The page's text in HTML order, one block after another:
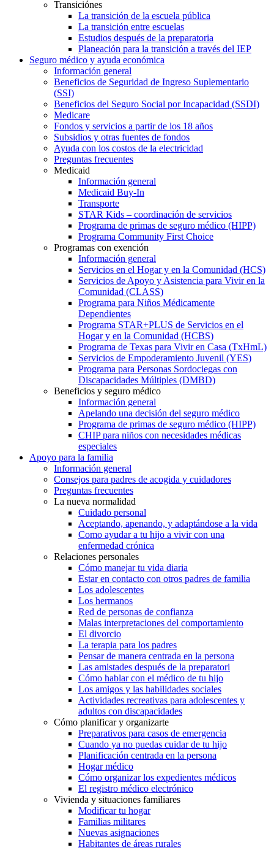
Transiciónes
La transición de la escuela pública
La transición entre escuelas
Estudios después de la preparatoria
Planeación para la transición a través del IEP
Seguro médico y ayuda económica
Información general
Beneficios de Seguridad de Ingreso Suplementario
(SSI)
Beneficios del Seguro Social por Incapacidad (SSDI)
Medicare
Fondos y servicios a partir de los 18 años
Subsidios y otras fuentes de fondos
Ayuda con los costos de la electricidad
Preguntas frecuentes
Medicaid
Información general
Medicaid Buy-In
Transporte
STAR Kids – coordinación de servicios
Programa de primas de seguro médico (HIPP)
Programa Community First Choice
Programas con exención
Información general
Servicios en el Hogar y en la Comunidad (HCS)
Servicios de Apoyo y Asistencia para Vivir en la
Comunidad (CLASS)
Programa para Niños Médicamente
Dependientes
Programa STAR+PLUS de Servicios en el
Hogar y en la Comunidad (HCBS)
Programa de Texas para Vivir en Casa (TxHmL)
Servicios de Empoderamiento Juvenil (YES)
Programa para Personas Sordociegas con
Discapacidades Múltiples (DMBD)
Beneficios y seguro médico
Información general
Apelando una decisión del seguro médico
Programa de primas de seguro médico (HIPP)
CHIP para niños con necesidades médicas
especiales
Apoyo para la familia
Información general
Consejos para padres de acogida y cuidadores
Preguntas frecuentes
La nueva normalidad
Cuidado personal
Aceptando, apenando, y adaptándose a la vida
Como ayudar a tu hijo a vivir con una
enfermedad crónica
Relaciones personales
Cómo manejar tu vida diaria
Estar en contacto con otros padres de familia
Los adolescentes
Los hermanos
Red de personas de confianza
Malas interpretaciones del comportamiento
El divorcio
La terapia para los padres
Pensar de manera centrada en la persona
Las amistades después de la preparatori
Cómo hablar con el médico de tu hijo
Los amigos y las habilidades sociales
Actividades recreativas para adolescentes y
adultos con discapacidades
Cómo planificar y organizarte
Preparativos para casos de emergencia
Cuando ya no puedas cuidar de tu hijo
Planificación centrada en la persona
Hogar médico
Cómo organizar los expedientes médicos
El registro médico electrónico
Vivienda y situaciones familiares
Modificar tu hogar
Familias militares
Nuevas asignaciones
Habitantes de áreas rurales